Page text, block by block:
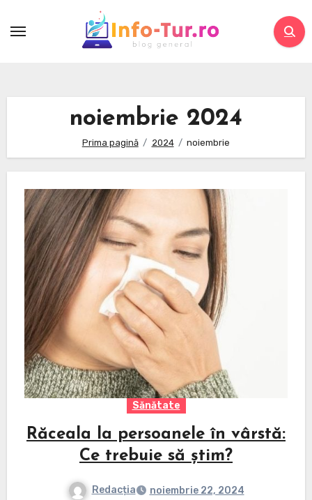
noiembrie 2024
Prima pagină 2024 noiembrie
Sănătate
Răceala la persoanele în vârstă:
Ce trebuie să știm?
Redacția
noiembrie 22, 2024